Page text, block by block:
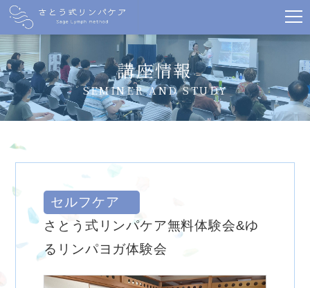
講座情報
SEMINER AND STUDY
セルフケア
さとう式リンパケア無料体験会&ゆ
るリンパヨガ体験会